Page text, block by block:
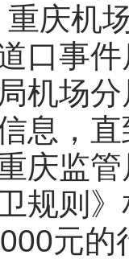
庆机
口事
机场
息，
庆监
规则
元